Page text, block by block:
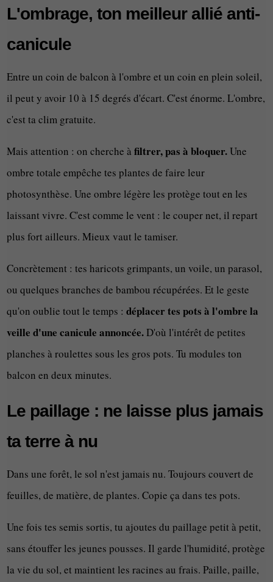
L'ombrage, ton meilleur allié anti-
canicule
Entre un coin de balcon à l'ombre et un coin en plein soleil,
il peut y avoir 10 à 15 degrés d'écart. C'est énorme. L'ombre,
c'est ta clim gratuite.
Mais attention : on cherche àfiltrer, pas à bloquer.Une
ombre totale empêche tes plantes de faire leur
photosynthèse. Une ombre légère les protège tout en les
laissant vivre. C'est comme le vent : le couper net, il repart
plus fort ailleurs. Mieux vaut le tamiser.
Concrètement : tes haricots grimpants, un voile, un parasol,
ou quelques branches de bambou récupérées. Et le geste
qu'on oublie tout le temps :déplacer tes pots à l'ombre la
veille d'une canicule annoncée.D'où l'intérêt de petites
planches à roulettes sous les gros pots. Tu modules ton
balcon en deux minutes.
Le paillage : ne laisse plus jamais
ta terre à nu
Dans une forêt, le sol n'est jamais nu. Toujours couvert de
feuilles, de matière, de plantes. Copie ça dans tes pots.
Une fois tes semis sortis, tu ajoutes du paillage petit à petit,
sans étouffer les jeunes pousses. Il garde l'humidité, protège
la vie du sol, et maintient les racines au frais. Paille, paille,